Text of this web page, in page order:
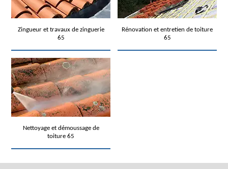
Zingueur et travaux de zinguerie
65
Rénovation et entretien de toiture
65
Nettoyage et démoussage de
toiture 65